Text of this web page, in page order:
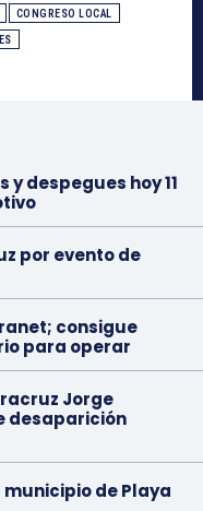
CONGRESO LOCAL
despegues hoy 11
por evento de
consigue
para operar
Jorge
desaparición
de Playa